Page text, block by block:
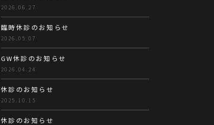
2026.06.27
臨時休診のお知らせ
2026.05.07
GW休診のお知らせ
2026.04.24
休診のお知らせ
2025.10.15
休診のお知らせ